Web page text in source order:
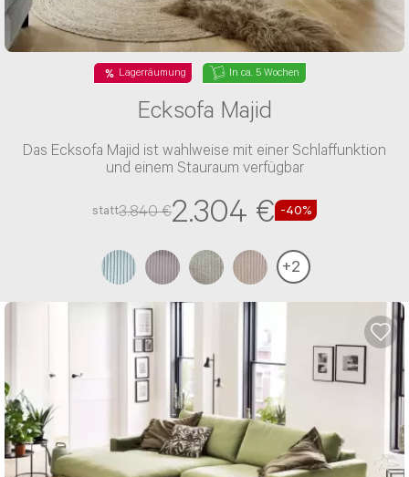
Lagerräumung In ca. 5 Wochen
Ecksofa Majid
Das Ecksofa Majid ist wahlweise mit einer Schlaffunktion
und einem Stauraum verfügbar
statt3.840 €2.304 € -40%
+2